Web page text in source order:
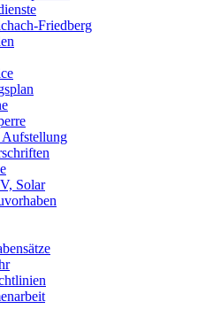
Friedberg
Solar